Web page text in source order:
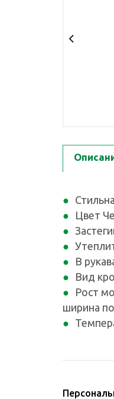
Цвет
В
Вид
Рост
ширина